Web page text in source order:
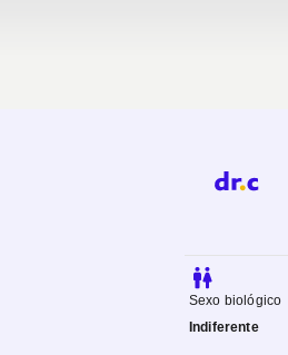
Sexo biológico
Indiferente